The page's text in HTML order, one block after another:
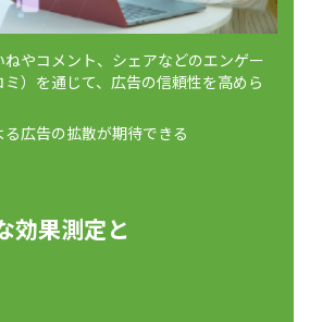
やコメント、シェアなどのエンゲー
）を通じて、広告の信頼性を高めら
広告の拡散が期待できる
効果測定と